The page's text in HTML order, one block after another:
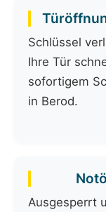
Schlüssel
Ihre Tür
sofortigem
in Berod.
Ausgesperrt